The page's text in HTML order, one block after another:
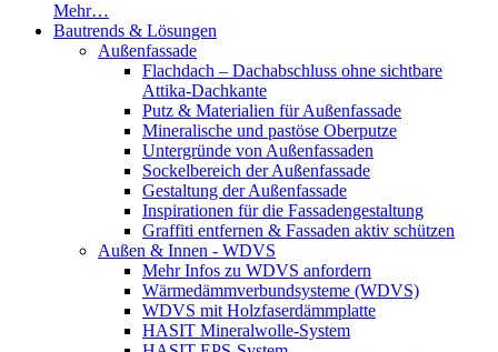
Mehr…
Bautrends & Lösungen
Außenfassade
Flachdach – Dachabschluss ohne sichtbare
Attika-Dachkante
Putz & Materialien für Außenfassade
Mineralische und pastöse Oberputze
Untergründe von Außenfassaden
Sockelbereich der Außenfassade
Gestaltung der Außenfassade
Inspirationen für die Fassadengestaltung
Graffiti entfernen & Fassaden aktiv schützen
Außen & Innen - WDVS
Mehr Infos zu WDVS anfordern
Wärmedämmverbundsysteme (WDVS)
WDVS mit Holzfaserdämmplatte
HASIT Mineralwolle-System